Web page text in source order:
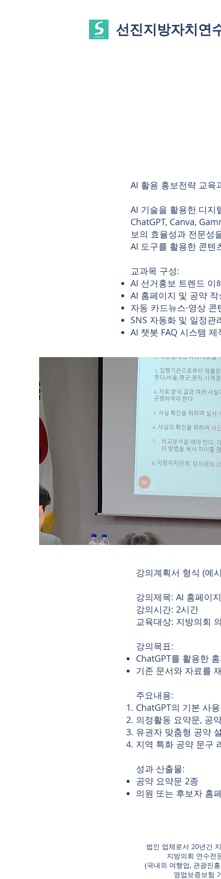
선진지방자치연
AI 활용 홍보전략 교육
AI 기술을 활용한 디지
ChatGPT, Canva,
보의 효율성과 전문성
AI 도구를 활용한 콘텐
교과목 구성:
AI 선거홍보 트렌드 이
AI 홈페이지 및 공약
자동 카드뉴스·영상
SNS 자동화 및 일정
AI 챗봇 FAQ 시스템
강의계획서 형식 (예
강의제목: AI 홈페이
강의시간: 2시간
교육대상: 지방의회
강의목표:
ChatGPT를 활용한
기존 문서와 자료를
주요내용:
ChatGPT의 기본 사
의정활동 요약문, 공
유권자 맞춤형 공약
지역 특화 공약 문구
성과 산출물:
공약 요약문 2종
의원 또는 후보자 홈
법인 업체로서 20년간
지방의회 연수전
​(국내외 여행업, 관광진
영업보증보험